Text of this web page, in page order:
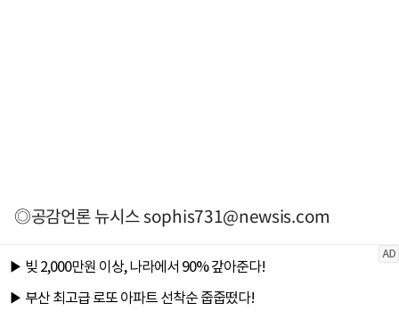
◎공감언론 뉴시스sophis731@newsis.com